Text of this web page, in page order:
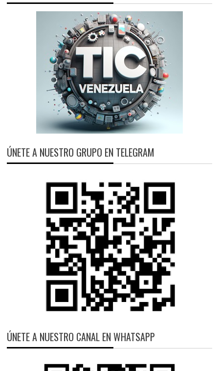
ÚNETE A NUESTRO GRUPO EN TELEGRAM
ÚNETE A NUESTRO CANAL EN WHATSAPP